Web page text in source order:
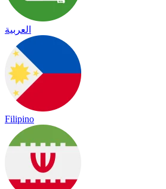
العربية
Filipino